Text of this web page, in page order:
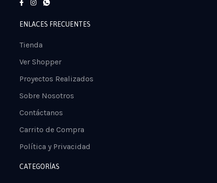
ENLACES FRECUENTES
Tienda
Ver Shopper
Proyectos Realizados
Sobre Nosotros
Contáctanos
Carrito de Compra
Política y Privacidad
CATEGORÍAS